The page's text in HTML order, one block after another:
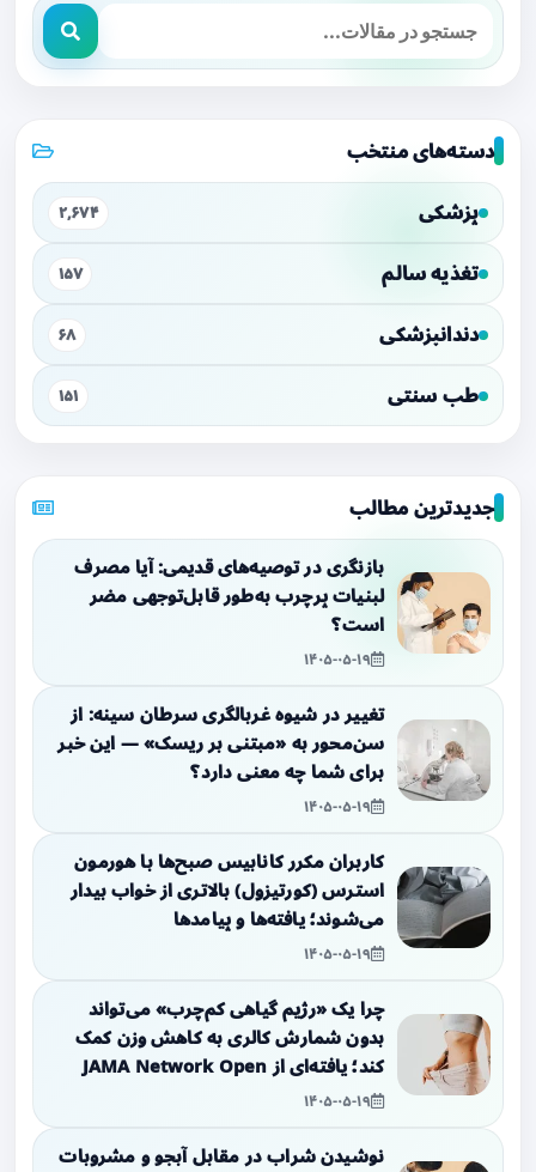
دسته‌های منتخب
پزشکی ۲,۶۷۴
تغذیه سالم ۱۵۷
دندانپزشکی ۶۸
طب سنتی ۱۵۱
جدیدترین مطالب
بازنگری در توصیه‌های قدیمی: آیا مصرف
لبنیات پرچرب به‌طور قابل‌توجهی مضر
است؟
۱۴۰۵-۰۵-۱۹
تغییر در شیوه غربالگری سرطان سینه: از
سن‌محور به «مبتنی بر ریسک» — این خبر
برای شما چه معنی دارد؟
۱۴۰۵-۰۵-۱۹
کاربران مکرر کانابیس صبح‌ها با هورمون
استرس (کورتیزول) بالاتری از خواب بیدار
می‌شوند؛ یافته‌ها و پیامدها
۱۴۰۵-۰۵-۱۹
چرا یک «رژیم گیاهی کم‌چرب» می‌تواند
بدون شمارش کالری به کاهش وزن کمک
کند؛ یافته‌ای از JAMA Network Open
۱۴۰۵-۰۵-۱۹
نوشیدن شراب در مقابل آبجو و مشروبات